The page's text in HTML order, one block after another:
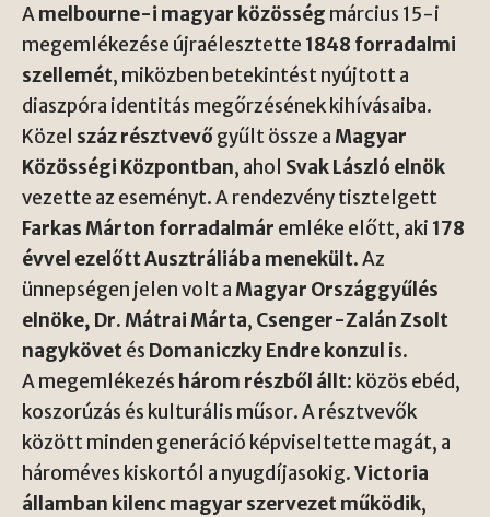
Amelbourne-i magyar közösség március 15-i
megemlékezése újraélesztette 1848 forradalmi
szellemét, miközben betekintést nyújtott a
diaszpóra identitás megőrzésének kihívásaiba.
Közel száz résztvevőgyűlt össze aMagyar
Közösségi Központban, ahol Svak László elnök
vezette az eseményt. A rendezvény tisztelgett
Farkas Márton forradalmár emléke előtt, aki 178
évvel ezelőtt Ausztráliába menekült. Az
ünnepségen jelen volt aMagyar Országgyűlés
elnöke, Dr. Mátrai Márta, Csenger-Zalán Zsolt
nagykövetés Domaniczky Endre konzul is.
A megemlékezés három részből állt: közös ebéd,
koszorúzás és kulturális műsor. A résztvevők
között minden generáció képviseltette magát, a
hároméves kiskortól a nyugdíjasokig.Victoria
államban kilenc magyar szervezet működik,